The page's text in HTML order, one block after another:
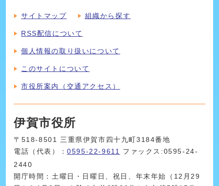
サイトマップ 組織から探す
RSS配信について
個人情報の取り扱いについて
このサイトについて
市役所案内（交通アクセス）
伊賀市役所
〒518-8501 三重県伊賀市四十九町3184番地
電話（代表）：0595-22-9611
ファックス:0595-24-
2440
開庁時間：土曜日・日曜日、祝日、年末年始（12月29